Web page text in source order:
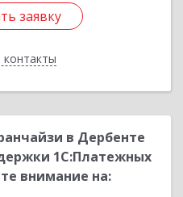
заявку
контакты
заявку
в Дербенте
1С:Платежных
внимание на: